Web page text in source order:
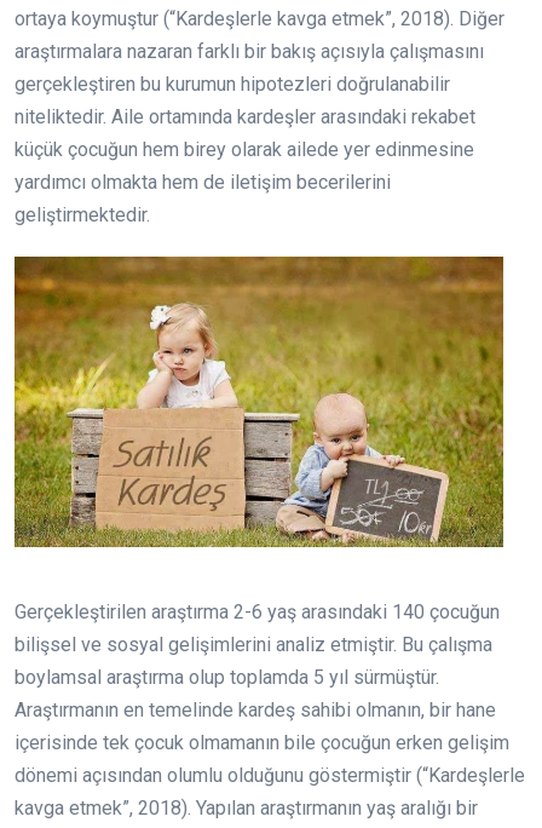
ortaya koymuştur (“Kardeşlerle kavga etmek”, 2018). Diğer
araştırmalara nazaran farklı bir bakış açısıyla çalışmasını
gerçekleştiren bu kurumun hipotezleri doğrulanabilir
niteliktedir. Aile ortamında kardeşler arasındaki rekabet
küçük çocuğun hem birey olarak ailede yer edinmesine
yardımcı olmakta hem de iletişim becerilerini
geliştirmektedir.
Gerçekleştirilen araştırma 2-6 yaş arasındaki 140 çocuğun
bilişsel ve sosyal gelişimlerini analiz etmiştir. Bu çalışma
boylamsal araştırma olup toplamda 5 yıl sürmüştür.
Araştırmanın en temelinde kardeş sahibi olmanın, bir hane
içerisinde tek çocuk olmamanın bile çocuğun erken gelişim
dönemi açısından olumlu olduğunu göstermiştir (“Kardeşlerle
kavga etmek”, 2018). Yapılan araştırmanın yaş aralığı bir